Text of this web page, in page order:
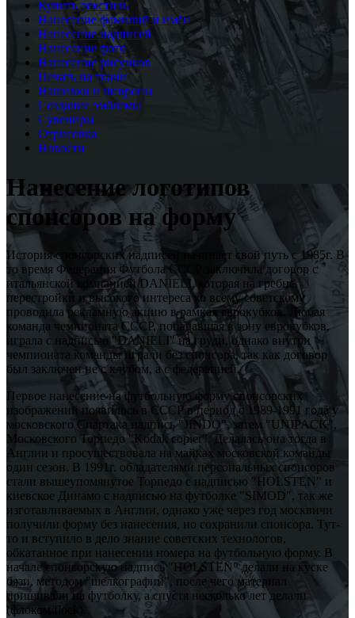
Купить текстиль
Нанесение фамилий и имён
Нанесение надписей
Нанесение фото
Нанесение рисунков
Печать на ткани
Нашивки и шевроны
Создание эмблемы
Сувениры
Отрисовка
Новости
Нанесение логотипов
спонсоров на форму
История спонсорских надписей начинает свой путь с 1985г. В
то время Федерация Футбола СССР заключила договор с
итальянской компанией DANIELI, которая на гребне
перестройки и высокого интереса ко всему советскому
проводила рекламную акцию в рамках еврокубков. Любая
команда чемпионата СССР, попадавшая в зону еврокубков,
играла с надписью "DANIELI" на груди, однако внутри
чемпионата команды играли без спонсора, так как договор
был заключен не с клубом, а с федерацией.
Первое нанесение на футбольную форму спонсорских
изображений появилось в СССР в период с 1989-1991 года у
московского Спартака надпись "JINDO", затем "UNIPACK",
Московского Торпедо "Kodak copier". Делалась она тогда в
Англии и просуществовала на майках московской команды
один сезон. В 1991г. обладателями персональных спонсоров
стали вышеупомянутое Торпедо с надписью "HOLSTEN" и
киевское Динамо с надписью на футболке "SIMOD", так же
изготавливаемых в Англии, однако уже через год москвичи
получили форму без нанесения, но сохранили спонсора. Тут-
то и вступило в дело знание советских технологов,
обкатанное при нанесении номера на футбольную форму. В
начале спонсорскую надпись "HOLSTEN" делали на куске
бязи, методом "шелкографии", после чего материал
пришивали на футболку, а спустя несколько лет делали
(флоком/flock).